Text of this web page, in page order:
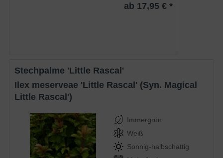
ab 17,95 € *
Stechpalme 'Little Rascal'
Ilex meserveae 'Little Rascal' (Syn. Magical
Little Rascal')
Immergrün
Weiß
Sonnig-halbschattig